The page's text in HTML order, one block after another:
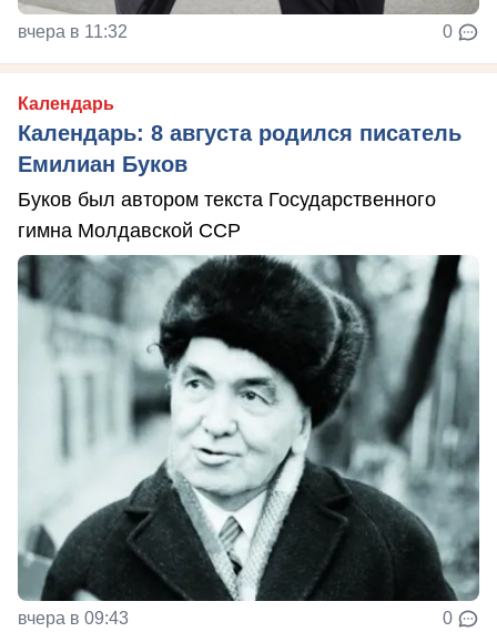
вчера в 11:32 0
Календарь
Календарь: 8 августа родился писатель
Емилиан Буков
Буков был автором текста Государственного
гимна Молдавской ССР
вчера в 09:43 0